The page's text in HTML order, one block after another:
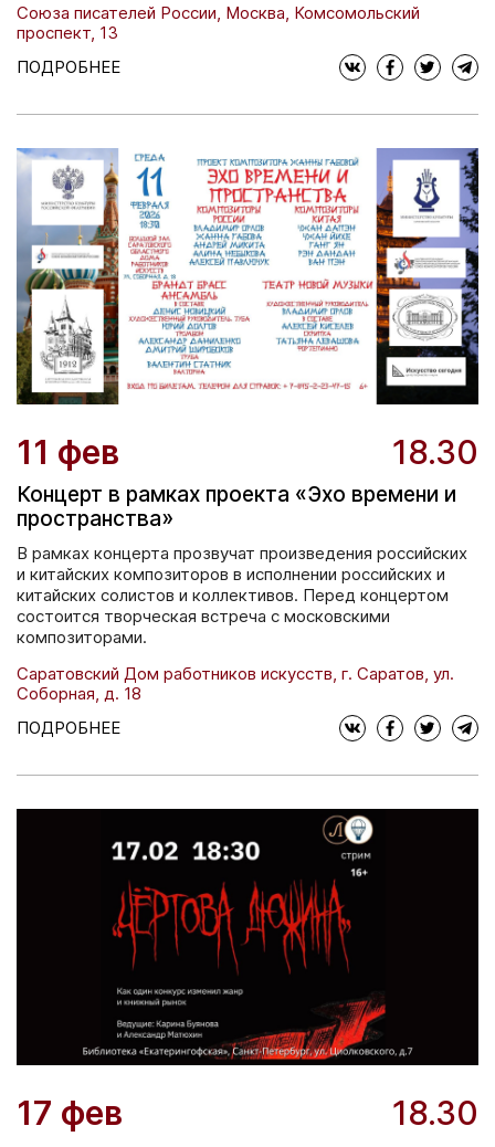
Союза писателей России, Москва, Комсомольский
проспект, 13
ПОДРОБНЕЕ
11 фев 18.30
Концерт в рамках проекта «Эхо времени и
пространства»
В рамках концерта прозвучат произведения российских
и китайских композиторов в исполнении российских и
китайских солистов и коллективов. Перед концертом
состоится творческая встреча с московскими
композиторами.
Саратовский Дом работников искусств, г. Саратов, ул.
Соборная, д. 18
ПОДРОБНЕЕ
17 фев 18.30